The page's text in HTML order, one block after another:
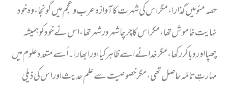
حصہ مئو میں گذارا ، مگر اس کی شہرت کا آوازہ عرب وعجم میں گونجا ، وہ خود
نہایت خاموش تھا ، مگر اس کا چرچا شہر در شہر تھا ، اس نے خود کو ہمیشہ
چھپااور دبا کر رکھا، مگر خدا نے اسے ظاہر کیا اور ابھارا ۔ اُسے متعدد علوم میں
مہارتِ تامّہ حاصل تھی ، مگر خصوصیت سے علم حدیث اور اس کی ذیلی